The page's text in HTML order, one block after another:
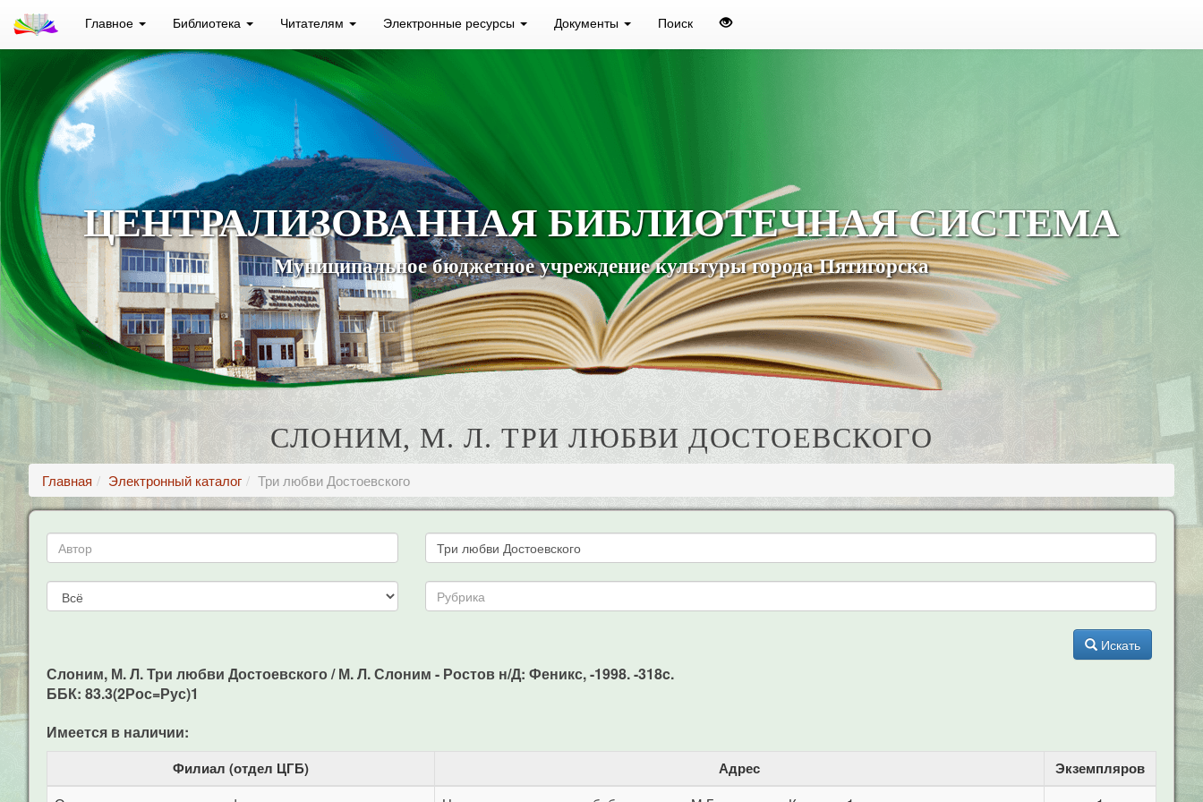
Главное Библиотека Читателям Электронные ресурсы Документы Поиск
ЦЕНТРАЛИЗОВАННАЯ БИБЛИОТЕЧНАЯ СИСТЕМА
Муниципальное бюджетное учреждение культуры города Пятигорска
СЛОНИМ, М. Л. ТРИ ЛЮБВИ ДОСТОЕВСКОГО
Главная Электронный каталог Три любви Достоевского
Искать
Слоним, М. Л. Три любви Достоевского / М. Л. Слоним - Ростов н/Д: Феникс, -1998. -318c.
ББК: 83.3(2Рос=Рус)1
Имеется в наличии:
Филиал (отдел ЦГБ) Адрес Экземпляров